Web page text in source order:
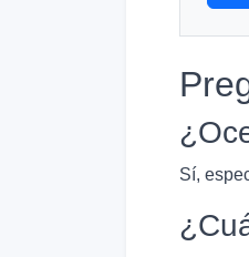
Sí,